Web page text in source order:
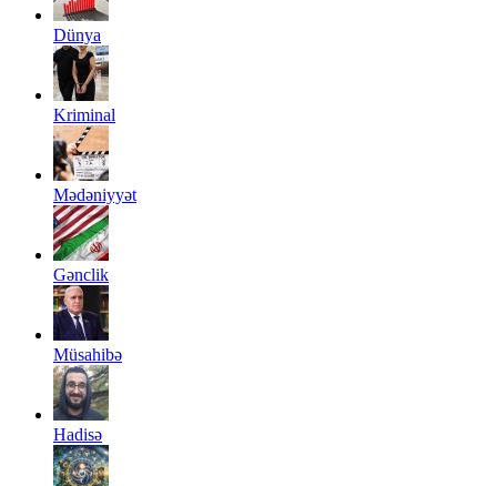
Dünya
Kriminal
Mədəniyyət
Gənclik
Müsahibə
Hadisə